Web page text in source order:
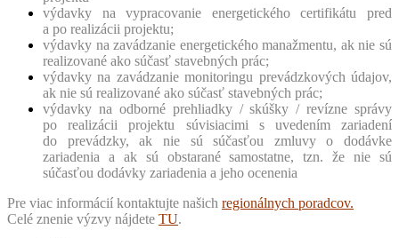
výdavky na vypracovanie energetického certifikátu pred
a po realizácii projektu;
výdavky na zavádzanie energetického manažmentu, ak nie sú
realizované ako súčasť stavebných prác;
výdavky na zavádzanie monitoringu prevádzkových údajov,
ak nie sú realizované ako súčasť stavebných prác;
výdavky na odborné prehliadky / skúšky / revízne správy
po realizácii projektu súvisiacimi s uvedením zariadení
do prevádzky, ak nie sú súčasťou zmluvy o dodávke
zariadenia a ak sú obstarané samostatne, tzn. že nie sú
súčasťou dodávky zariadenia a jeho ocenenia
Pre viac informácií kontaktujte našich regionálnych poradcov.
Celé znenie výzvy nájdete TU.